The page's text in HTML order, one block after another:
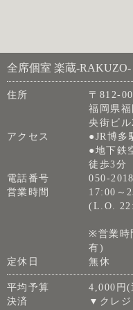
全席個室 楽蔵
住所
〒812-
福岡県
央街ビ
アクセス
●JR博多
●地下鉄
徒歩3分
電話番号
050-
営業時間
17:00～
(L.O.
※営業時
有)
定休日
無休
平均予算
4,000円
決済
▼クレジ